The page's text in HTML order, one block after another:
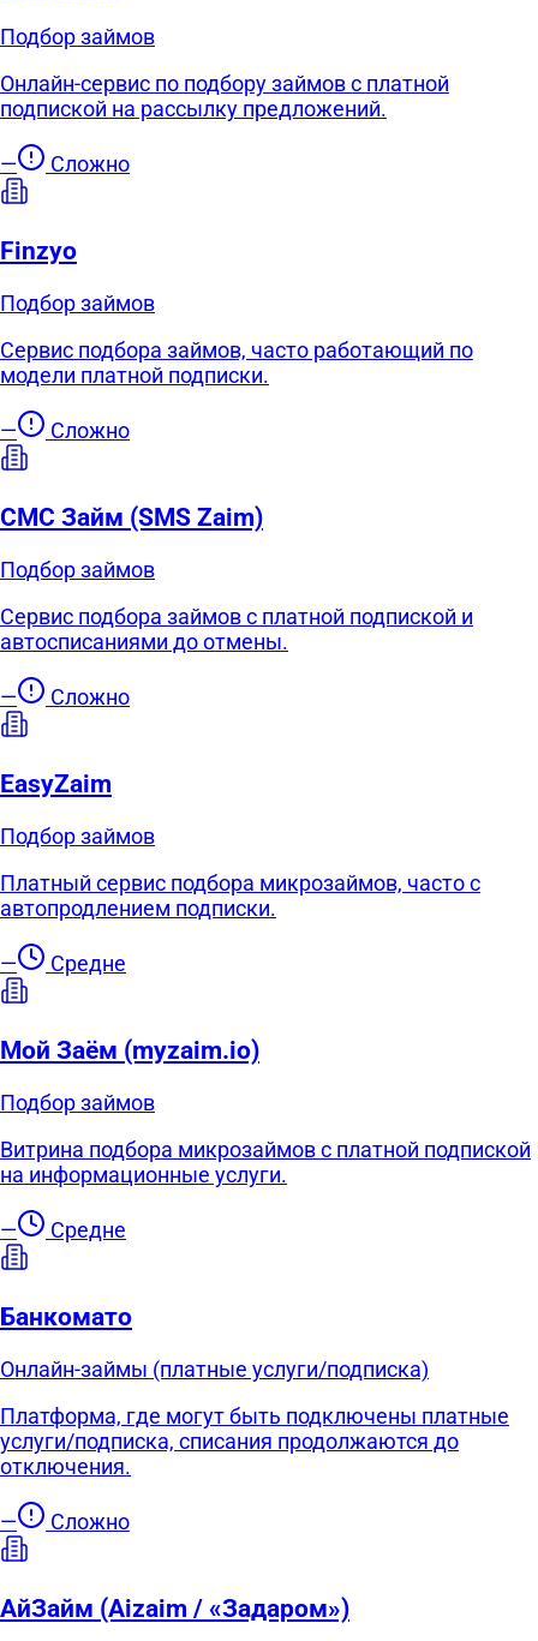
Подбор займов
Онлайн-сервис по подбору займов с платной
подпиской на рассылку предложений.
— Сложно
Finzyo
Подбор займов
Сервис подбора займов, часто работающий по
модели платной подписки.
— Сложно
СМС Займ (SMS Zaim)
Подбор займов
Сервис подбора займов с платной подпиской и
автосписаниями до отмены.
— Сложно
EasyZaim
Подбор займов
Платный сервис подбора микрозаймов, часто с
автопродлением подписки.
— Средне
Мой Заём (myzaim.io)
Подбор займов
Витрина подбора микрозаймов с платной подпиской
на информационные услуги.
— Средне
Банкомато
Онлайн-займы (платные услуги/подписка)
Платформа, где могут быть подключены платные
услуги/подписка, списания продолжаются до
отключения.
— Сложно
АйЗайм (Aizaim / «Задаром»)